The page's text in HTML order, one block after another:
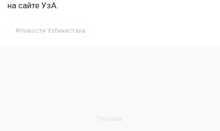
на сайте УзА.
Новости Узбекистана